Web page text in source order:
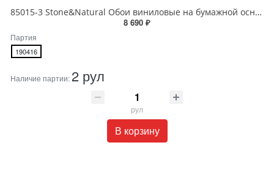
85015-3 Stone&Natural Обои виниловые на бумажной основе 1.06*15.5
8 690 ₽
Партия
190416
Наличие партии: 2 рул
рул
В корзину